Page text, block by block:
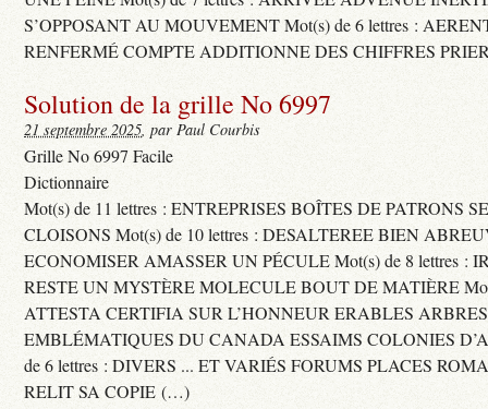
S’OPPOSANT AU MOUVEMENT Mot(s) de 6 lettres :
RENFERMÉ COMPTE ADDITIONNE DES CHIFFRES
Solution de la grille No 6997
21 septembre 2025, par Paul Courbis
Grille No 6997 Facile
Dictionnaire
Mot(s) de 11 lettres : ENTREPRISES BOÎTES DE PATRONS
CLOISONS Mot(s) de 10 lettres : DESALTEREE BIEN
ECONOMISER AMASSER UN PÉCULE Mot(s) de 8 lettres :
RESTE UN MYSTÈRE MOLECULE BOUT DE MATIÈRE
ATTESTA CERTIFIA SUR L’HONNEUR ERABLES ARBRES
EMBLÉMATIQUES DU CANADA ESSAIMS COLONIES
de 6 lettres : DIVERS ... ET VARIÉS FORUMS PLACES
RELIT SA COPIE (…)